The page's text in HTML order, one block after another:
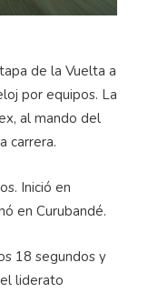
de la Vuelta a
por equipos. La
al mando del
carrera.
Inició en
en Curubandé.
18 segundos y
liderato